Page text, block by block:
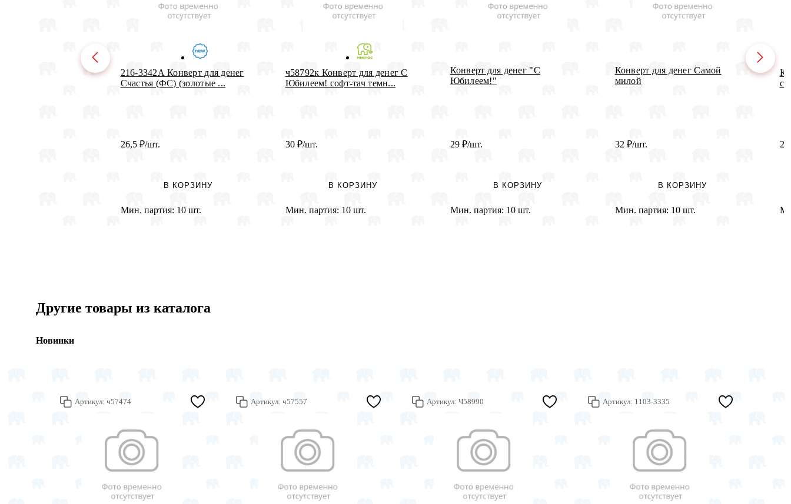
216-3342А Конверт для денег
Счастья (ФС) (золотые ...
26,5 ₽/шт.
В КОРЗИНУ
Мин. партия: 10 шт.
ч58792к Конверт для денег С
Юбилеем! софт-тач темн...
30 ₽/шт.
В КОРЗИНУ
Мин. партия: 10 шт.
Конверт для денег "С
Юбилеем!"
29 ₽/шт.
В КОРЗИНУ
Мин. партия: 10 шт.
Конверт для денег Самой
милой
32 ₽/шт.
В КОРЗИНУ
Мин. партия: 10 шт.
28
Другие товары из каталога
Новинки
Артикул: ч57474 Артикул: ч57557 Артикул: Ч58990 Артикул: 1103-3335